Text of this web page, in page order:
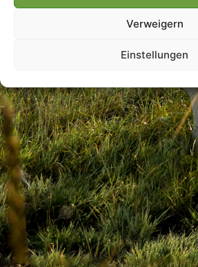
Verweigern
Einstellungen
Villmools Merci!
Joer!